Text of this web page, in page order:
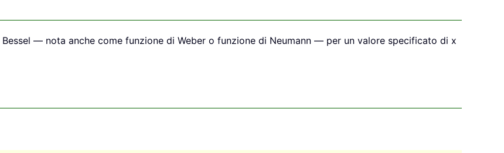
— nota anche come funzione di Weber o funzione di Neumann — per un valore specificato di x